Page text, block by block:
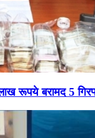
रूपये बरामद 5